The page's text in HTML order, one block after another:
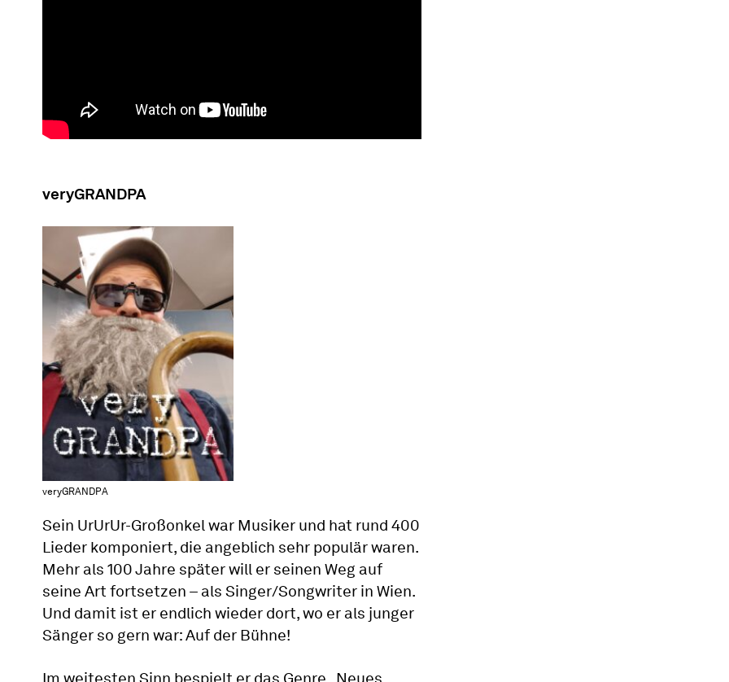
veryGRANDPA
veryGRANDPA
Sein UrUrUr-Großonkel war Musiker und hat rund 400
Lieder komponiert, die angeblich sehr populär waren.
Mehr als 100 Jahre später will er seinen Weg auf
seine Art fortsetzen – als Singer/Songwriter in Wien.
Und damit ist er endlich wieder dort, wo er als junger
Sänger so gern war: Auf der Bühne!